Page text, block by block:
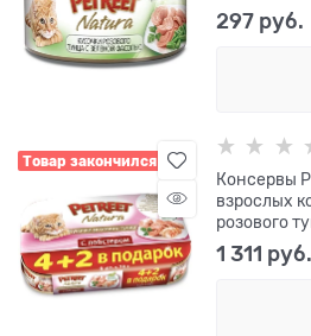
297 руб.
Товар закончился
Консервы
взрослых
розового
1 311 руб.